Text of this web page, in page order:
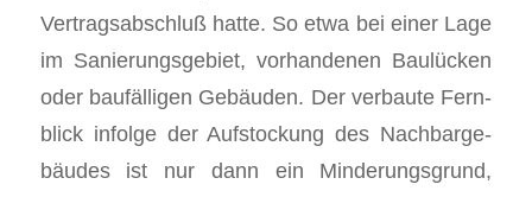
Ver­tragsab­schluß hat­te. So etwa bei ein­er Lage
im Sanierungs­ge­bi­et, vorhan­de­nen Baulück­en
oder baufäl­li­gen Gebäu­den. Der ver­baute Fern­
blick infolge der Auf­s­tock­ung des Nach­barge­
bäudes ist nur dann ein Min­derungs­grund,